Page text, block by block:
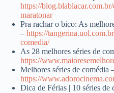
https://
maratonar
Pra rachar o bico: As
– https://
comedia/
As 28 melhores séries de
https://
Melhores séries de comédia
https://
Dica de Férias | 10 séries